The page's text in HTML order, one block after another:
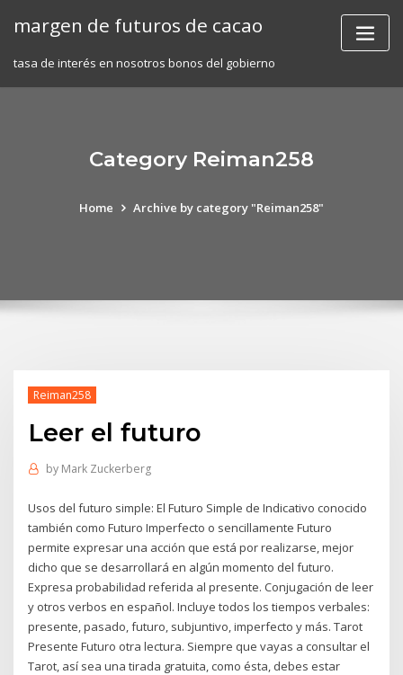
margen de futuros de cacao
tasa de interés en nosotros bonos del gobierno
Category Reiman258
Home Archive by category "Reiman258"
Reiman258
Leer el futuro
by Mark Zuckerberg
Usos del futuro simple: El Futuro Simple de Indicativo conocido
también como Futuro Imperfecto o sencillamente Futuro
permite expresar una acción que está por realizarse, mejor
dicho que se desarrollará en algún momento del futuro.
Expresa probabilidad referida al presente. Conjugación de leer
y otros verbos en español. Incluye todos los tiempos verbales:
presente, pasado, futuro, subjuntivo, imperfecto y más. Tarot
Presente Futuro otra lectura. Siempre que vayas a consultar el
Tarot, así sea una tirada gratuita, como ésta, debes estar